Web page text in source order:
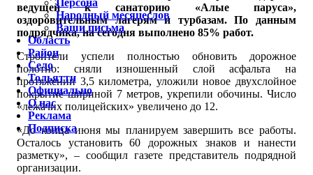
ведущей к санаторию «Алые паруса»,
оздоровительным лагерям и турбазам. По данным
подрядчика, на сегодня выполнено 85% работ.
Строители успели полностью обновить дорожное
полотно: сняли изношенный слой асфальта на
протяжении 3,5 километра, уложили новое двухслойное
покрытие шириной 7 метров, укрепили обочины. Число
«лежачих полицейских» увеличено до 12.
«До конца июня мы планируем завершить все работы.
Осталось установить 60 дорожных знаков и нанести
разметку», – сообщил газете представитель подрядной
организации.
Персона
Народный месяцеслов
Ваши письма
Область
Район
Село
Тольятти
Официально
О нас
Реклама
Подписка